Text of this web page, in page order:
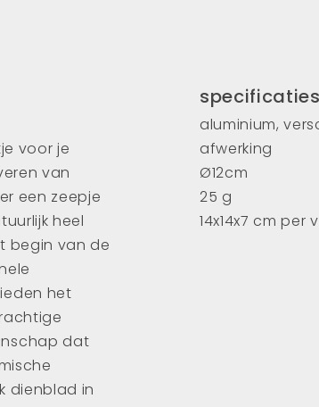
voor je
van
een zeepje
heel
begin van de
het
dat
dienblad in
specificaties
aluminium,
afwerking
Ø12cm
25 g
14x14x7 cm per